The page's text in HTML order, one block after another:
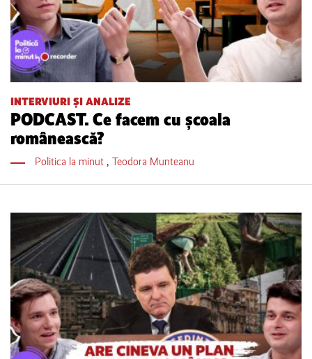
INTERVIURI ȘI ANALIZE
PODCAST. Ce facem cu școala
românească?
Politica la minut , Teodora Munteanu